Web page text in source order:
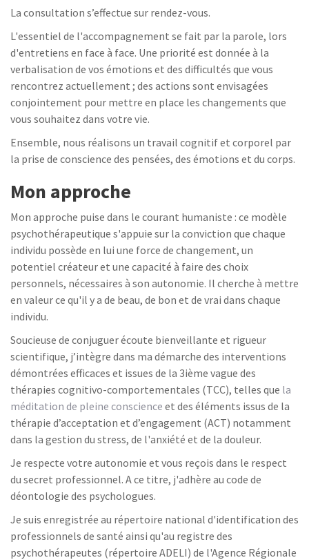
La consultation s’effectue sur rendez-vous.
L'essentiel de l'accompagnement se fait par la parole, lors
d'entretiens en face à face. Une priorité est donnée à la
verbalisation de vos émotions et des difficultés que vous
rencontrez actuellement ; des actions sont envisagées
conjointement pour mettre en place les changements que
vous souhaitez dans votre vie.
Ensemble, nous réalisons un travail cognitif et corporel par
la prise de conscience des pensées, des émotions et du corps.
Mon approche
Mon approche puise dans le courant humaniste : ce modèle
psychothérapeutique s'appuie sur la conviction que chaque
individu possède en lui une force de changement, un
potentiel créateur et une capacité à faire des choix
personnels, nécessaires à son autonomie. Il cherche à mettre
en valeur ce qu'il y a de beau, de bon et de vrai dans chaque
individu.
Soucieuse de conjuguer écoute bienveillante et rigueur
scientifique, j’intègre dans ma démarche des interventions
démontrées efficaces et issues de la 3ième vague des
thérapies cognitivo-comportementales (TCC), telles que la
méditation de pleine conscience et des éléments issus de la
thérapie d’acceptation et d’engagement (ACT) notamment
dans la gestion du stress, de l'anxiété et de la douleur.
Je respecte votre autonomie et vous reçois dans le respect
du secret professionnel. A ce titre, j'adhère au code de
déontologie des psychologues.
Je suis enregistrée au répertoire national d'identification des
professionnels de santé ainsi qu'au registre des
psychothérapeutes (répertoire ADELI) de l'Agence Régionale